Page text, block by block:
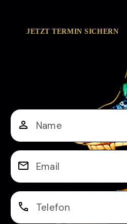
JETZT TERMIN SICHERN
Als hochqualifizierte Fachfrau
Heilungstechnologien ein, um
effektiv zu schmerzfreier